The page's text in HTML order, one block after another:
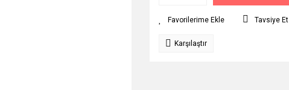
Tavsiye Et
Karşılaştır